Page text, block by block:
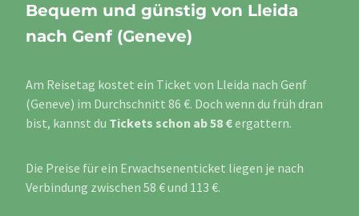
Bequem und günstig von Lleida
nach Genf (Geneve)
Am Reisetag kostet ein Ticket von Lleida nach Genf
(Geneve) im Durchschnitt 86 €. Doch wenn du früh dran
bist, kannst du Tickets schon ab 58 €ergattern.
Die Preise für ein Erwachsenenticket liegen je nach
Verbindung zwischen 58 € und 113 €.